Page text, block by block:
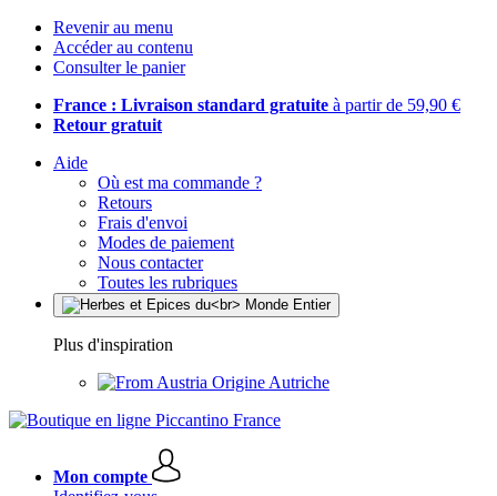
Revenir au menu
Accéder au contenu
Consulter le panier
France : Livraison standard gratuite à partir de 59,90 €
Retour gratuit
Aide
Où est ma commande ?
Retours
Frais d'envoi
Modes de paiement
Nous contacter
Toutes les rubriques
Plus d'inspiration
Origine Autriche
Mon compte